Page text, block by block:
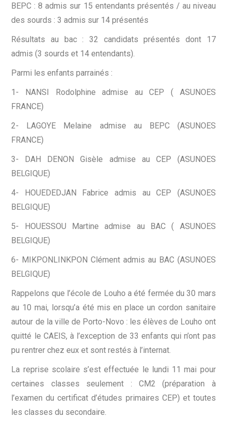
BEPC : 8 admis sur 15 entendants présentés / au niveau
des sourds : 3 admis sur 14 présentés
Résultats au bac : 32 candidats présentés dont 17
admis (3 sourds et 14 entendants).
Parmi les enfants parrainés :
1- NANSI Rodolphine admise au CEP ( ASUNOES
FRANCE)
2- LAGOYE Melaine admise au BEPC (ASUNOES
FRANCE)
3- DAH DENON Gisèle admise au CEP (ASUNOES
BELGIQUE)
4- HOUEDEDJAN Fabrice admis au CEP (ASUNOES
BELGIQUE)
5- HOUESSOU Martine admise au BAC ( ASUNOES
BELGIQUE)
6- MIKPONLINKPON Clément admis au BAC (ASUNOES
BELGIQUE)
Rappelons que l’école de Louho a été fermée du 30 mars
au 10 mai, lorsqu’a été mis en place un cordon sanitaire
autour de la ville de Porto-Novo : les élèves de Louho ont
quitté le CAEIS, à l’exception de 33 enfants qui n’ont pas
pu rentrer chez eux et sont restés à l’internat.
La reprise scolaire s’est effectuée le lundi 11 mai pour
certaines classes seulement : CM2 (préparation à
l’examen du certificat d’études primaires CEP) et toutes
les classes du secondaire.